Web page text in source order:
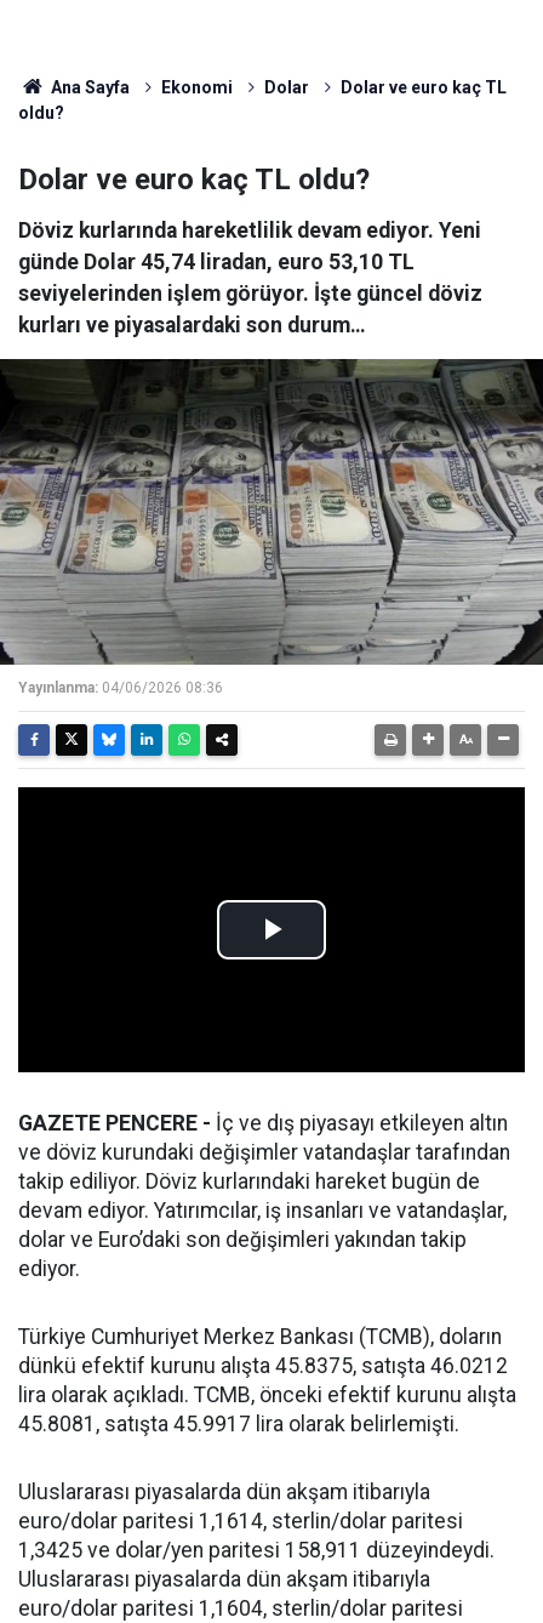
Ana Sayfa Ekonomi Dolar
Dolar ve euro kaç TL
oldu?
Dolar ve euro kaç TL oldu?
Döviz kurlarında hareketlilik devam ediyor. Yeni
günde Dolar 45,74 liradan, euro 53,10 TL
seviyelerinden işlem görüyor. İşte güncel döviz
kurları ve piyasalardaki son durum…
Yayınlanma: 04/06/2026 08:36
GAZETE PENCERE - İç ve dış piyasayı etkileyen altın
ve döviz kurundaki değişimler vatandaşlar tarafından
takip ediliyor. Döviz kurlarındaki hareket bugün de
devam ediyor. Yatırımcılar, iş insanları ve vatandaşlar,
dolar ve Euro’daki son değişimleri yakından takip
ediyor.
Türkiye Cumhuriyet Merkez Bankası (TCMB), doların
dünkü efektif kurunu alışta 45.8375, satışta 46.0212
lira olarak açıkladı. TCMB, önceki efektif kurunu alışta
45.8081, satışta 45.9917 lira olarak belirlemişti.
Uluslararası piyasalarda dün akşam itibarıyla
euro/dolar paritesi 1,1614, sterlin/dolar paritesi
1,3425 ve dolar/yen paritesi 158,911 düzeyindeydi.
Uluslararası piyasalarda dün akşam itibarıyla
euro/dolar paritesi 1,1604, sterlin/dolar paritesi